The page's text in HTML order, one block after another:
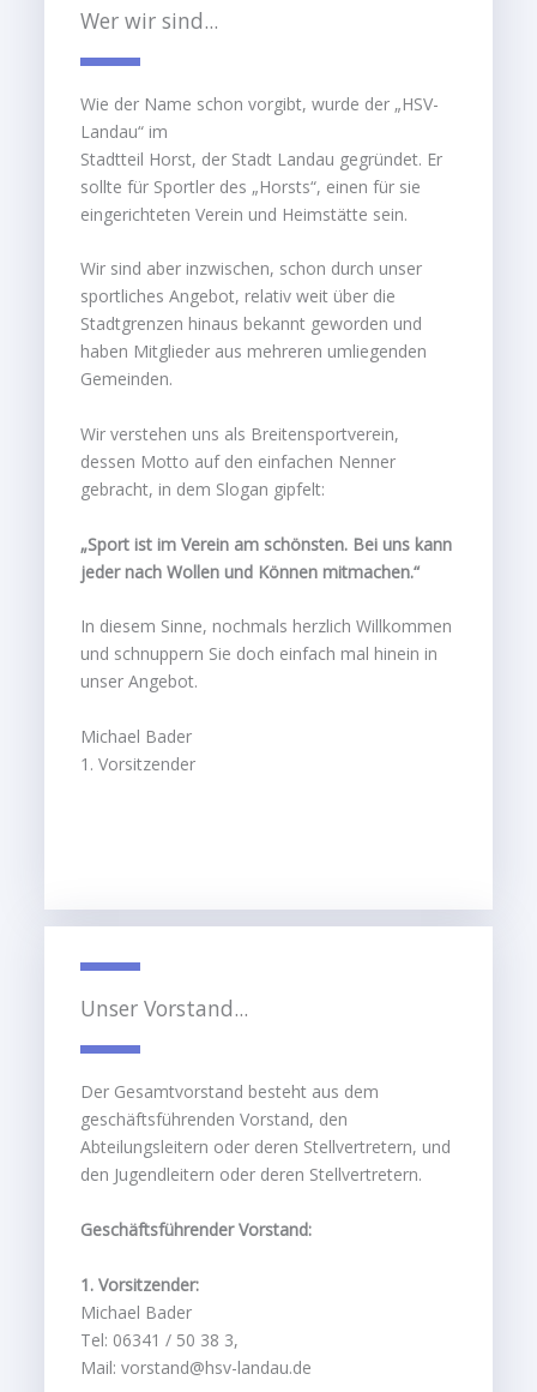
Wer wir sind...
Wie der Name schon vorgibt, wurde der „HSV-
Landau“ im
Stadtteil Horst, der Stadt Landau gegründet. Er
sollte für Sportler des „Horsts“, einen für sie
eingerichteten Verein und Heimstätte sein.
Wir sind aber inzwischen, schon durch unser
sportliches Angebot, relativ weit über die
Stadtgrenzen hinaus bekannt geworden und
haben Mitglieder aus mehreren umliegenden
Gemeinden.
Wir verstehen uns als Breitensportverein,
dessen Motto auf den einfachen Nenner
gebracht, in dem Slogan gipfelt:
„Sport ist im Verein am schönsten. Bei uns kann
jeder nach Wollen und Können mitmachen.“
In diesem Sinne, nochmals herzlich Willkommen
und schnuppern Sie doch einfach mal hinein in
unser Angebot.
Michael Bader
1. Vorsitzender
Unser Vorstand...
Der Gesamtvorstand besteht aus dem
geschäftsführenden Vorstand, den
Abteilungsleitern oder deren Stellvertretern, und
den Jugendleitern oder deren Stellvertretern.
Geschäftsführender Vorstand:
1. Vorsitzender:
Michael Bader
Tel: 06341 / 50 38 3,
Mail: vorstand@hsv-landau.de